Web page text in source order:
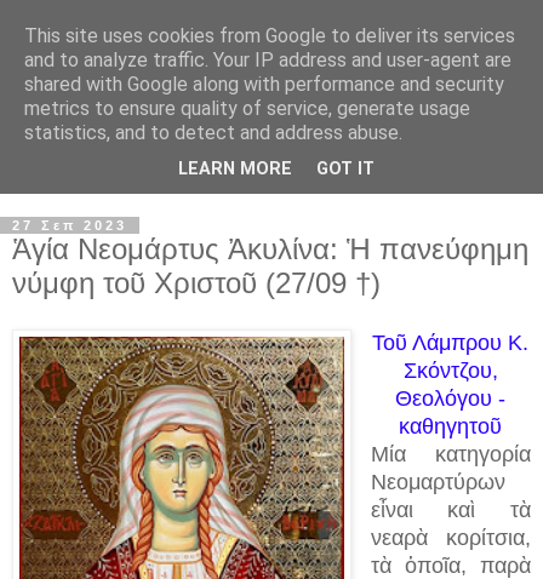
27 Σεπ 2023
Ἁγία Νεομάρτυς Ἀκυλίνα: Ἡ πανεύφημη
νύμφη τοῦ Χριστοῦ (27/09 †)
Τοῦ Λάμπρου Κ.
Σκόντζου,
Θεολόγου -
καθηγητοῦ
Μία κατηγορία
Νεομαρτύρων
εἶναι καὶ τὰ
νεαρὰ κορίτσια,
τὰ ὁποῖα, παρὰ
This site uses cookies from Google to deliver its services
and to analyze traffic. Your IP address and user-agent are
shared with Google along with performance and security
metrics to ensure quality of service, generate usage
statistics, and to detect and address abuse.
LEARN MORE GOT IT